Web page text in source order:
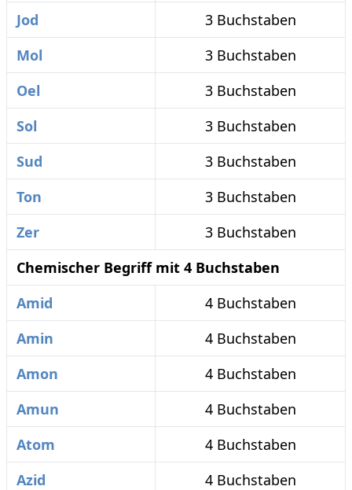
Jod
3 Buchstaben
Mol
3 Buchstaben
Oel
3 Buchstaben
Sol
3 Buchstaben
Sud
3 Buchstaben
Ton
3 Buchstaben
Zer
3 Buchstaben
Chemischer Begriff mit 4 Buchstaben
Amid
4 Buchstaben
Amin
4 Buchstaben
Amon
4 Buchstaben
Amun
4 Buchstaben
Atom
4 Buchstaben
Azid
4 Buchstaben